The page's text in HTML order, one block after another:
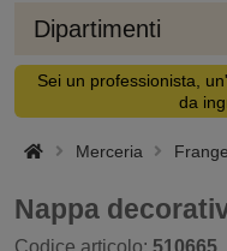
Dipartimenti
Sei un professionista,
da
Merceria
Nappa
Codice articolo: 510665